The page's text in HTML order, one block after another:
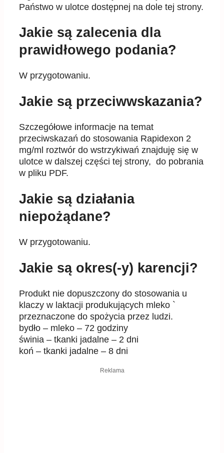
Państwo w ulotce dostępnej na dole tej strony.
Jakie są zalecenia dla
prawidłowego podania?
W przygotowaniu.
Jakie są przeciwwskazania?
Szczegółowe informacje na temat
przeciwskazań do stosowania Rapidexon 2
mg/ml roztwór do wstrzykiwań znajduję się w
ulotce w dalszej części tej strony, do pobrania
w pliku PDF.
Jakie są działania
niepożądane?
W przygotowaniu.
Jakie są okres(-y) karencji?
Produkt nie dopuszczony do stosowania u
klaczy w laktacji produkujących mleko `
przeznaczone do spożycia przez ludzi.
bydło – mleko – 72 godziny
świnia – tkanki jadalne – 2 dni
koń – tkanki jadalne – 8 dni
Reklama